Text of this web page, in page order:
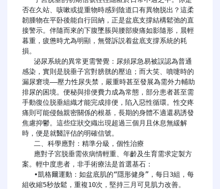
否在久站、咳嗽或提重物時感到陰道口有異物脱出？這柔
韌腫物在平卧後能自行回納，正是盆底支撐結構鬆弛的直
接警示。伴隨而來的下腹墜脹與腰部痠痛如影隨形，晨輕
暮重，疲憊時尤為明顯，無聲訴説着盆底支撐系統的耗
損。
感染，實則是脱垂子宮對膀胱的壓迫；而大笑、噴嚏時的
漏尿窘境——壓力性尿失禁，嚴重時甚至發展為需外力輔助
排尿的困境。便秘與排便費力成為常態，部分患者甚至需
手動復位脱垂組織才能完成排便，陷入惡性循環。性交疼
痛則可能侵蝕親密關係的根基，長期的身體不適還易誘發
焦慮抑鬱。這些症狀交織出現超過三個月且休息無緩解
時，便是就醫評估的明確信號。
案。輕中度患者，非手術療法是首選基石：
組收縮5秒放鬆，重複10次，堅持三月可見肌力改善。